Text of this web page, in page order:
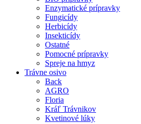
Enzymatické prípravky
Fungicídy
Herbicídy
Insekticídy
Ostatné
Pomocné prípravky
Spreje na hmyz
Trávne osivo
Back
AGRO
Floria
Kráľ Trávnikov
Kvetinové lúky